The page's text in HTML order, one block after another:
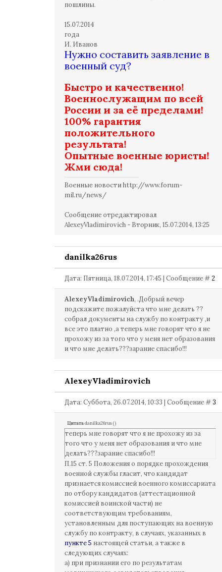
пошлины.
15.07.2014
года
И. Иванов
Нужно составить заявление в
военный суд?
Быстро и качественно!
Военнослужащим по всей
России и за её пределами!
100% гарантия
положительного
результата!
Опытные военные юристы!
Жми сюда!
Военные новости http://www.forum-
mil.ru/news/
Сообщение отредактировал
AlexeyVladimirovich - Вторник, 15.07.2014, 13:25
danilka26rus
Дата: Пятница, 18.07.2014, 17:45 | Сообщение #2
AlexeyVladimirovich, .Добрый вечер
подскажите пожалуйста что мне делать ??
собрал документы на службу по контракту ,и
все это платно ,а теперь мне говорят что я не
прохожу из за того что у меня нет образования
и что мне делать???зарание спасибо!!!
AlexeyVladimirovich
Дата: Суббота, 26.07.2014, 10:33 | Сообщение #3
Цитатаdanilka26rus()
теперь мне говорят что я не прохожу из за
того что у меня нет образования и что мне
делать???зарание спасибо!!!
П.15 ст. 5 Положения о порядке прохождения
военной службы гласит, что кандидат
признается комиссией военного комиссариата
по отбору кандидатов (аттестационной
комиссией воинской части) не
соответствующим требованиям,
установленным для поступающих на военную
службу по контракту, в случаях, указанных в
пункте 5 настоящей статьи, а также в
следующих случаях:
а) при признании его по результатам